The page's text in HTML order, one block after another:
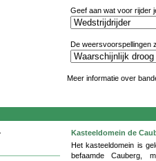
Geef aan wat voor rijder
De weersvoorspellingen
Meer informatie over
Kasteeldomein de
Het kasteeldomein is
befaamde Cauberg,